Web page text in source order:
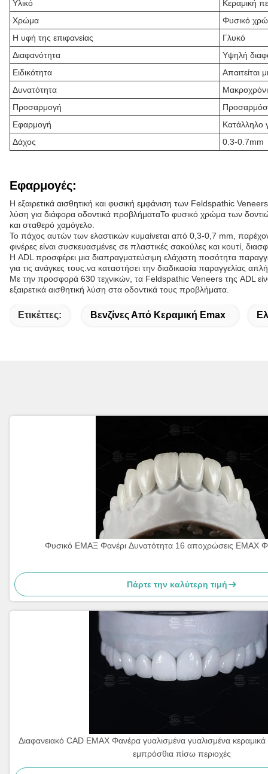
Υλικό
Κεραμική
Χρώμα
Φυσικό
Η υφή της επιφανείας
Γλυκό
Διαφανότητα
Υψηλή
Ειδικότητα
Απαιτείται
Δυνατότητα
Προσαρμογή
Εφαρμογή
Κατάλληλο
Δάχος
0.3-0.7mm
Εφαρμογές:
Η εξαιρετικά αισθητική και φυσική εμφάνιση των Feldspathic
λύση για διάφορα οδοντικά προβλήματαΤο φυσικό χρώμα των
και σταθερό χαμόγελο.
Το πάχος αυτών των ελαστικών κυμαίνεται από 0,3-0,7 mm,
φινέρες είναι συσκευασμένες σε πλαστικές σακούλες και κουτί,
Η ADL προσφέρει μια διαπραγματεύσιμη ελάχιστη ποσότητα
για τις ανάγκες τους.να καταστήσει την διαδικασία παραγγελίας απλή
Με την προσφορά 630 τεχνικών, τα Feldspathic Veneers της ADL
εξαιρετικά αισθητική λύση στα οδοντικά τους προβλήματα.
Ετικέττες: Βενζίνες Από Κεραμική Emax
Φυσικό ΕΜΑΞ Φανέρι Δυνατότητα 16 αποχρώσεις ΕΜΑΧ
Πάρτε την καλύτερη τιμή
Διαφανειακό CAD EMAX Φανέρα γυαλισμένα γυαλισμένα
εμπρόσθια πίσω περιοχές